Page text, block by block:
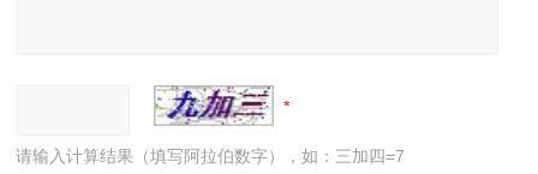
请输入计算结果（填写阿拉伯数字），如：三加四=7